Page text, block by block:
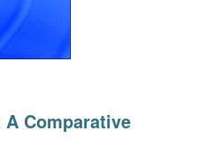
Comparative